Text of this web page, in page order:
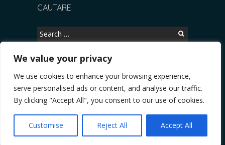
We value your privacy
We use cookies to enhance your browsing experience,
serve personalised ads or content, and analyse our traffic.
By clicking "Accept All", you consent to our use of cookies.
Customise Reject All Accept All
CAUTARE
Search
for:
Copyright © 2026, CERTITUDINEA.
Patria, parlamentarele și presa
* VIDEO. Viata lui Eminescu (Necenzurat).
Themes